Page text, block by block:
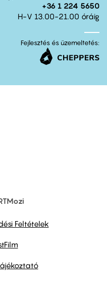
+36 1 224 5650
H-V 13.00-21.00 óráig
Fejlesztés és üzemeltetés:
Feltételek